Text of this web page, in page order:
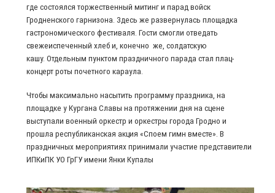
где состоялся торжественный митинг и парад войск
Гродненского гарнизона. Здесь же развернулась площадка
гастрономического фестиваля. Гости смогли отведать
свежеиспеченный хлеб и, конечно же, солдатскую
кашу. Отдельным пунктом праздничного парада стал плац-
концерт роты почетного караула.
Чтобы максимально насытить программу праздника, на
площадке у Кургана Славы на протяжении дня на сцене
выступали военный оркестр и оркестры города Гродно и
прошла республиканская акция «Споем гимн вместе». В
праздничных мероприятиях принимали участие представители
ИПКиПК УО ГрГУ имени Янки Купалы